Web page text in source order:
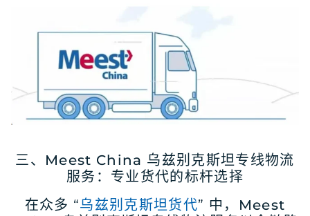
三、Meest China 乌兹别克斯坦专线物流
服务：专业货代的标杆选择
在众多 “乌兹别克斯坦货代” 中， Meest